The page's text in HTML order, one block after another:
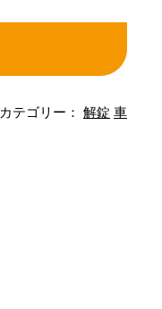
カテゴリー： 解錠 車